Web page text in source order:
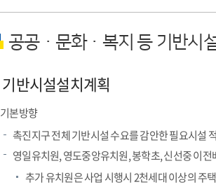
공공ㆍ문화ㆍ복지 등 기반시
기반시설설치계획
기본방향
촉진지구 전체 기반시설 수요를 감안한 필요시설
영일유치원, 영도중앙유치원, 봉학초, 신선중 이전
추가 유치원은 사업 시행시 2천세대 이상의 주